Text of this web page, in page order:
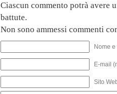
Ciascun commento potrà avere
battute.
Non sono ammessi commenti
Nome
E-mail
Sito